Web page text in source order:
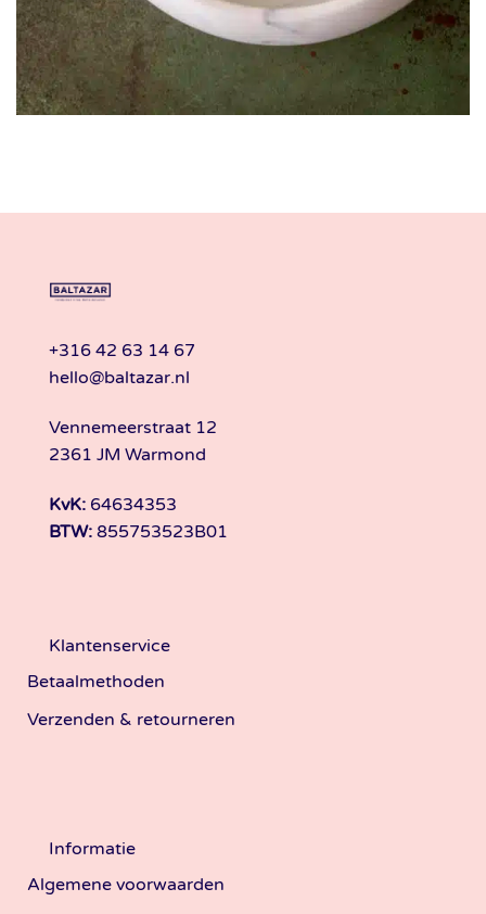
+316 42 63 14 67
hello@baltazar.nl
Vennemeerstraat 12
2361 JM Warmond
KvK: 64634353
BTW: 855753523B01
Klantenservice
Betaalmethoden
Verzenden & retourneren
Informatie
Algemene voorwaarden